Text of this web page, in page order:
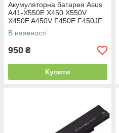
Акумуляторна батарея Asus
A41-X550E X450 X550V
X450E A450V F450E F450JF
F450C A450J X450J Series
X751L X751M
В наявності
950 ₴
Купити